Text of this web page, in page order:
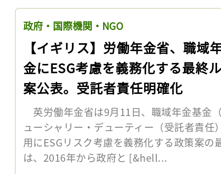
政府・国際機関・NGO
【イギリス】労働年金省、職域
金にESG考慮を義務化する最終
案公表。受託者責任明確化
英労働年金省は9月11日、職域年金基金
ューシャリー・デューティー（受託者責
用にESGリスク考慮を義務化する政策案
は、2016年から政府と [&hell...